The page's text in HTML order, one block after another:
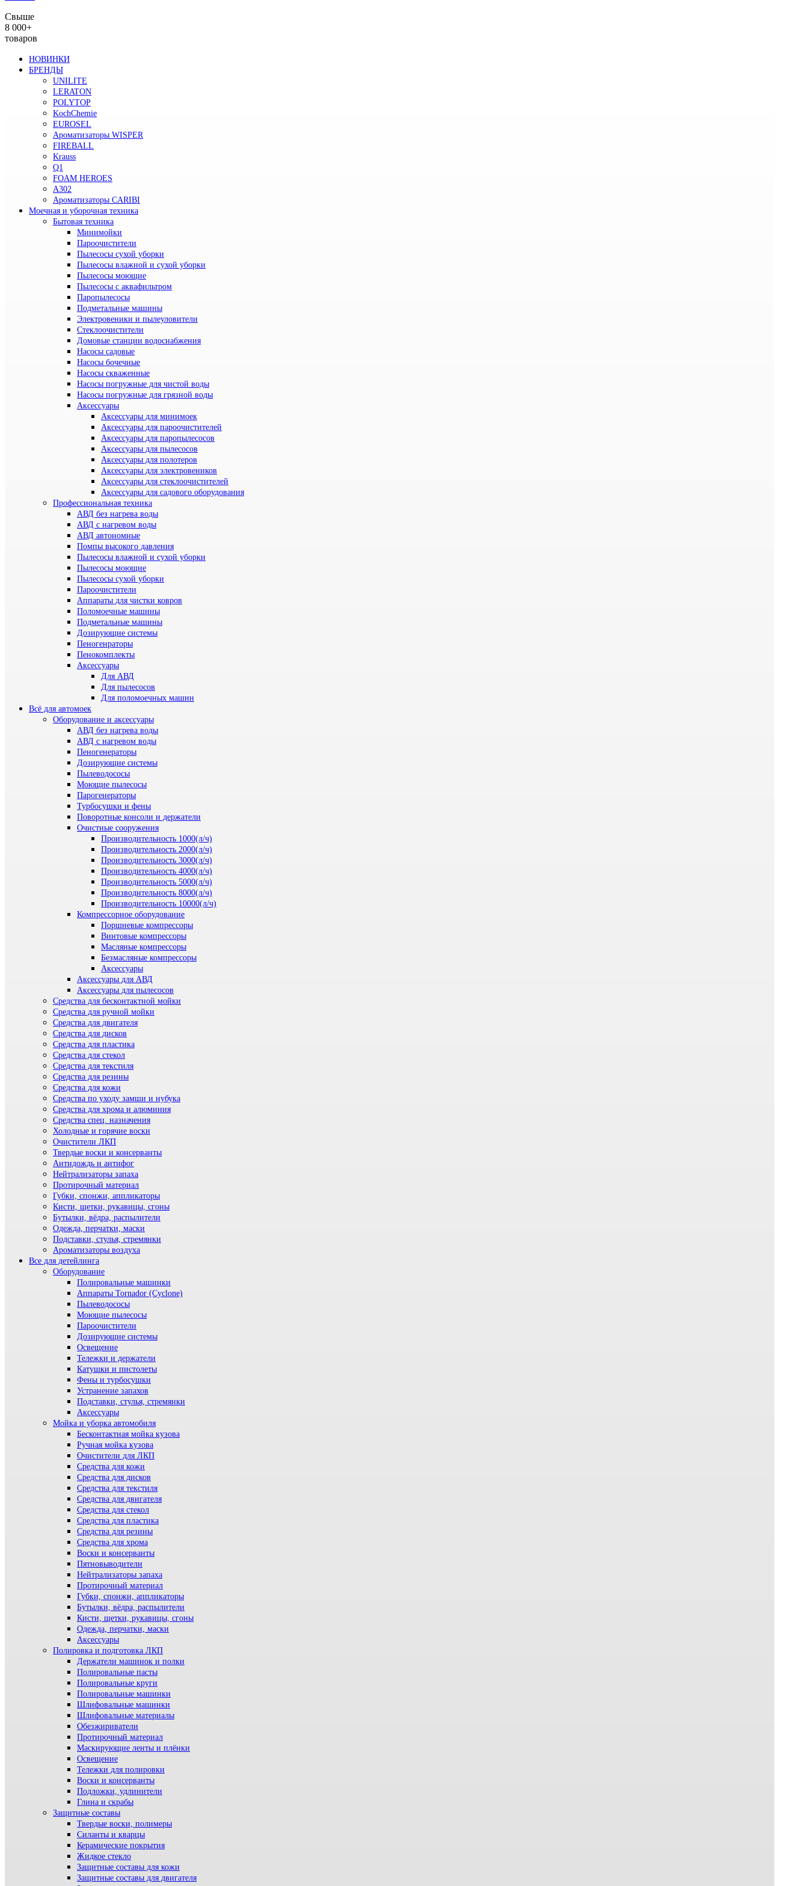
Свыше
8 000+
товаров
НОВИНКИ
БРЕНДЫ
UNILITE
LERATON
POLYTOP
KochChemie
EUROSEL
Ароматизаторы WISPER
FIREBALL
Krauss
Q1
FOAM HEROES
A302
Ароматизаторы CARIBI
Моечная и уборочная техника
Бытовая техника
Минимойки
Пароочистители
Пылесосы сухой уборки
Пылесосы влажной и сухой уборки
Пылесосы моющие
Пылесосы с аквафильтром
Паропылесосы
Подметальные машины
Электровеники и пылеуловители
Стеклоочистители
Домовые станции водоснабжения
Насосы садовые
Насосы бочечные
Насосы скваженные
Насосы погружные для чистой воды
Насосы погружные для грязной воды
Аксессуары
Аксессуары для минимоек
Аксессуары для пароочистителей
Аксессуары для паропылесосов
Аксессуары для пылесосов
Аксессуары для полотеров
Аксессуары для электровеников
Аксессуары для стеклоочистителей
Аксессуары для садового оборудования
Профессиональная техника
АВД без нагрева воды
АВД с нагревом воды
АВД автономные
Помпы высокого давления
Пылесосы влажной и сухой уборки
Пылесосы моющие
Пылесосы сухой уборки
Пароочистители
Аппараты для чистки ковров
Поломоечные машины
Подметальные машины
Дозирующие системы
Пеногенраторы
Пенокомплекты
Аксессуары
Для АВД
Для пылесосов
Для поломоечных машин
Всё для автомоек
Оборудование и аксессуары
АВД без нагрева воды
АВД с нагревом воды
Пеногенераторы
Дозирующие системы
Пылеводососы
Моющие пылесосы
Парогенераторы
Турбосушки и фены
Поворотные консоли и держатели
Очистные сооружения
Производительность 1000(л/ч)
Производительность 2000(л/ч)
Производительность 3000(л/ч)
Производительность 4000(л/ч)
Производительность 5000(л/ч)
Производительность 8000(л/ч)
Производительность 10000(л/ч)
Компрессорное оборудование
Поршневые компрессоры
Винтовые компрессоры
Масляные компрессоры
Безмасляные компрессоры
Аксессуары
Аксессуары для АВД
Аксессуары для пылесосов
Средства для бесконтактной мойки
Средства для ручной мойки
Средства для двигателя
Средства для дисков
Средства для пластика
Средства для стекол
Средства для текстиля
Средства для резины
Средства для кожи
Средства по уходу замши и нубука
Средства для хрома и алюминия
Средства спец. назначения
Холодные и горячие воски
Очистители ЛКП
Твердые воски и консерванты
Антидождь и антифог
Нейтрализаторы запаха
Протирочный материал
Губки, спонжи, аппликаторы
Кисти, щетки, рукавицы, сгоны
Бутылки, вёдра, распылители
Одежда, перчатки, маски
Подставки, стулья, стремянки
Ароматизаторы воздуха
Все для детейлинга
Оборудование
Полировальные машинки
Аппараты Tornador (Cyclone)
Пылеводососы
Моющие пылесосы
Пароочистители
Дозирующие системы
Освещение
Тележки и держатели
Катушки и пистолеты
Фены и турбосушки
Устранение запахов
Подставки, стулья, стремянки
Аксессуары
Мойка и уборка автомобиля
Бесконтактная мойка кузова
Ручная мойка кузова
Очистители для ЛКП
Средства для кожи
Средства для дисков
Средства для текстиля
Средства для двигателя
Средства для стекол
Средства для пластика
Средства для резины
Средства для хрома
Воски и консерванты
Пятновыводители
Нейтрализаторы запаха
Протирочный материал
Губки, спонжи, аппликаторы
Бутылки, вёдра, распылители
Кисти, щетки, рукавицы, сгоны
Одежда, перчатки, маски
Аксессуары
Полировка и подготовка ЛКП
Держатели машинок и полки
Полировальные пасты
Полировальные круги
Полировальные машинки
Шлифовальные машинки
Шлифовальные материалы
Обезжириватели
Протирочный материал
Маскирующие ленты и плёнки
Освещение
Тележки для полировки
Воски и консерванты
Подложки, удлинители
Глина и скрабы
Защитные составы
Твердые воски, полимеры
Силанты и кварцы
Керамические покрытия
Жидкое стекло
Защитные составы для кожи
Защитные составы для двигателя